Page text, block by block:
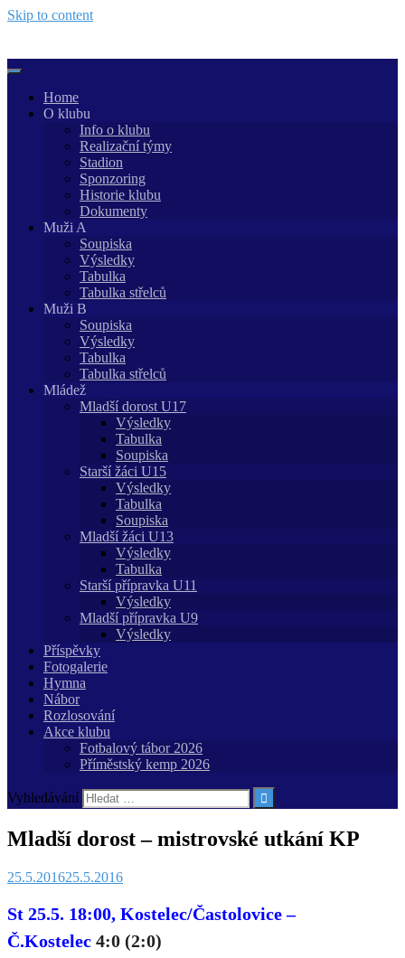
Skip to content
Home
O klubu
Info o klubu
Realizační týmy
Stadion
Sponzoring
Historie klubu
Dokumenty
Muži A
Soupiska
Výsledky
Tabulka
Tabulka střelců
Muži B
Soupiska
Výsledky
Tabulka
Tabulka střelců
Mládež
Mladší dorost U17
Výsledky
Tabulka
Soupiska
Starší žáci U15
Výsledky
Tabulka
Soupiska
Mladší žáci U13
Výsledky
Tabulka
Starší přípravka U11
Výsledky
Mladší přípravka U9
Výsledky
Příspěvky
Fotogalerie
Hymna
Nábor
Rozlosování
Akce klubu
Fotbalový tábor 2026
Příměstský kemp 2026
Vyhledávání
Mladší dorost – mistrovské utkání KP
25.5.201625.5.2016
St 25.5. 18:00, Kostelec/Častolovice –
Č.Kostelec 4:0 (2:0)